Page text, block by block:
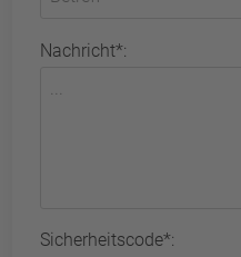
Nachricht*:
Sicherheitscode*: